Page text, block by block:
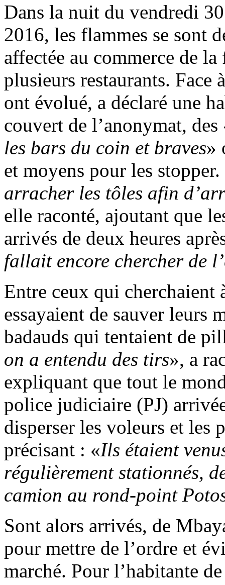
Dans la nuit du vendredi
2016, les flammes se sont
affectée au commerce de
plusieurs restaurants. Face
ont évolué, a déclaré une
couvert de l’anonymat, des
les bars du coin et braves»
et moyens pour les stopper.
arracher les tôles afin
elle raconté, ajoutant que
arrivés de deux heures
fallait encore chercher de
Entre ceux qui cherchaient
essayaient de sauver leurs
badauds qui tentaient de
on a entendu des tirs», a
expliquant que tout le
police judiciaire (PJ)
disperser les voleurs et les
précisant : «Ils étaient
régulièrement stationnés,
camion au rond-point
Sont alors arrivés, de
pour mettre de l’ordre et
marché. Pour l’habitante